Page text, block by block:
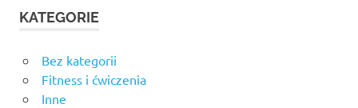
KATEGORIE
Bez kategorii
Fitness i ćwiczenia
Inne